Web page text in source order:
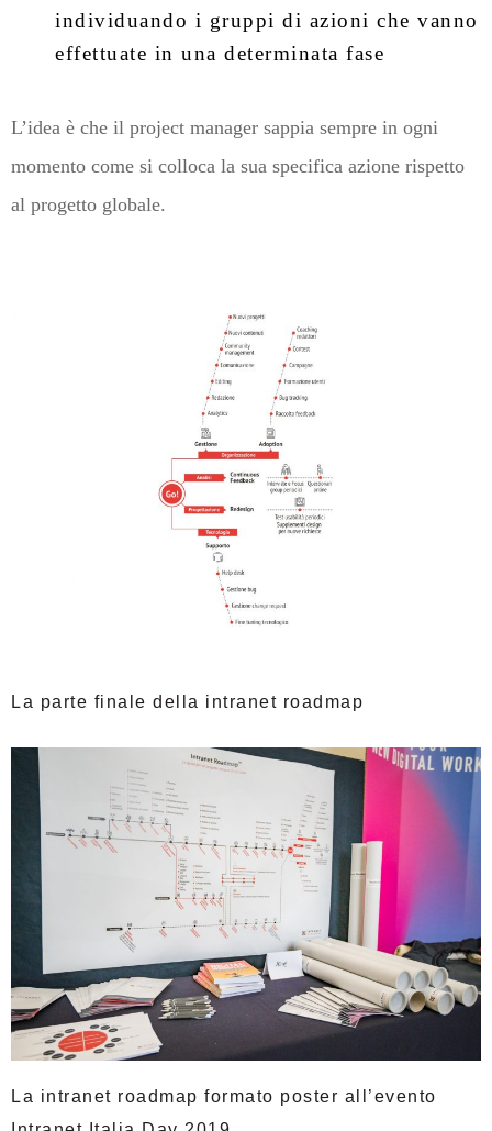
individuando i gruppi di azioni che vanno
effettuate in una determinata fase
L’idea è che il project manager sappia sempre in ogni
momento come si colloca la sua specifica azione rispetto
al progetto globale.
La parte finale della intranet roadmap
La intranet roadmap formato poster all’evento